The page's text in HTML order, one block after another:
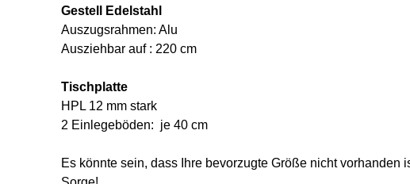
Gestell Edelstahl
Auszugsrahmen: Alu
Ausziehbar auf : 220 cm
Tischplatte
HPL 12 mm stark
2 Einlegeböden: je 40 cm
Es könnte sein, dass Ihre bevorzugte Größe nicht vorhanden